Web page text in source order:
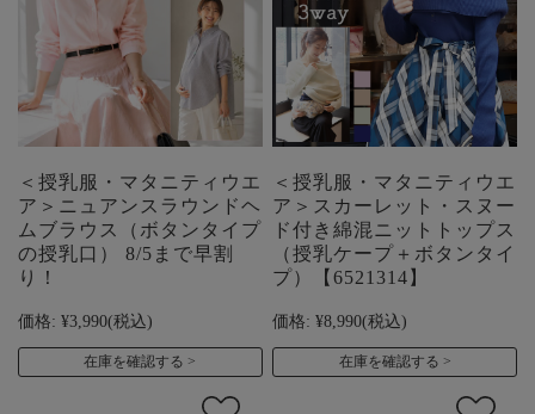
＜授乳服・マタニティウエ
ア＞ニュアンスラウンドヘ
ムブラウス（ボタンタイプ
の授乳口） 8/5まで早割
り！
価格: ¥3,990(税込)
在庫を確認する
＜授乳服・マタニティウエ
ア＞スカーレット・スヌー
ド付き綿混ニットトップス
（授乳ケープ＋ボタンタイ
プ）【6521314】
価格: ¥8,990(税込)
在庫を確認する